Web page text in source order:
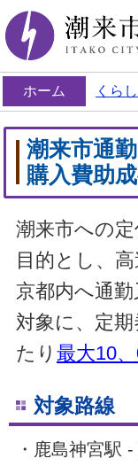
ホーム くら
潮来市通
購入費助
潮来市への
目的とし、
京都内へ通
対象に、定
たり 最大10
対象路線
・鹿島神宮駅